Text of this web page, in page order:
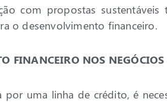
com propostas
o desenvolvimento financeiro.
FINANCEIRO NOS NEGÓCIOS
uma linha de crédito, é